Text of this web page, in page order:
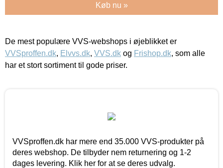
Køb nu »
De mest populære VVS-webshops i øjeblikket er
VVSproffen.dk, Elvvs.dk, VVS.dk og Frishop.dk, som alle
har et stort sortiment til gode priser.
VVSproffen.dk har mere end 35.000 VVS-produkter på
deres webshop. De tilbyder nem returnering og 1-2
dages levering. Klik her for at se deres udvalg.